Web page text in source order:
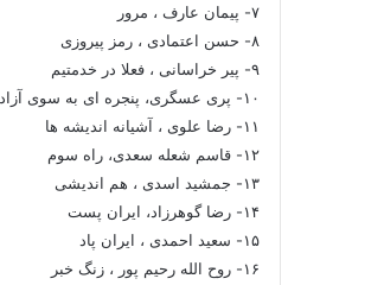
۷- پیمان عارف ، مرور
۸- حسن اعتمادی ، رمز پیروزی
۹- پیر خراسانی ، فعلا در خدمتیم
۱۰- پری عسگری، پنجره ای به سوی آزادی
۱۱- رضا علوی ، آشیانه اندیشه ها
۱۲- قاسم شعله سعدی، راه سوم
۱۳- جمشید اسدی ، هم اندیشی
۱۴- رضا گوهرزاد، ایران پست
۱۵- سعید احمدی ، ایران پاد
۱۶- روح الله رحیم پور ، زنگ خبر